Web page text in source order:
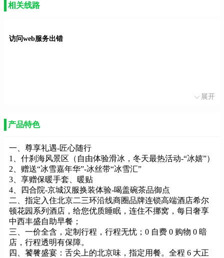
相关线路
访问web服务出错
展开
产品特色
一、尊享礼遇-匠心随行
1、什刹海风景区（自由体验滑冰，冬天最热活动-“冰嬉”）
2、赠送“冰雪嘉年华”-冰丝带“冰雪汇”
3、享赠保暖手套、暖贴
4、四合院-京城汉服换装体验-喝盖碗茶品御点
二、指定入住北京二三环沿线商圈品牌连锁高端酒店希尔
顿花园系列酒店，给您优质睡眠，连住不挪窝，每日奢享
中西丰盛自助早餐；
三、一价全含，定制行程，行程无忧；0 自费 0 购物 0 暗
店，行程透明有保障。
四、饕餮盛宴：舌尖上的北京味，指定用餐。全程 6 大正